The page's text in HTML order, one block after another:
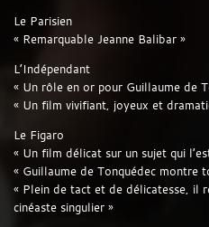
Le Parisien
« Remarquable Jeanne Balibar »
L’Indépendant
« Un rôle en or pour Guillaume de
« Un film vivifiant, joyeux et
Le Figaro
« Un film délicat sur un sujet qui
« Guillaume de Tonquédec montre
« Plein de tact et de délicatesse, il
cinéaste singulier »